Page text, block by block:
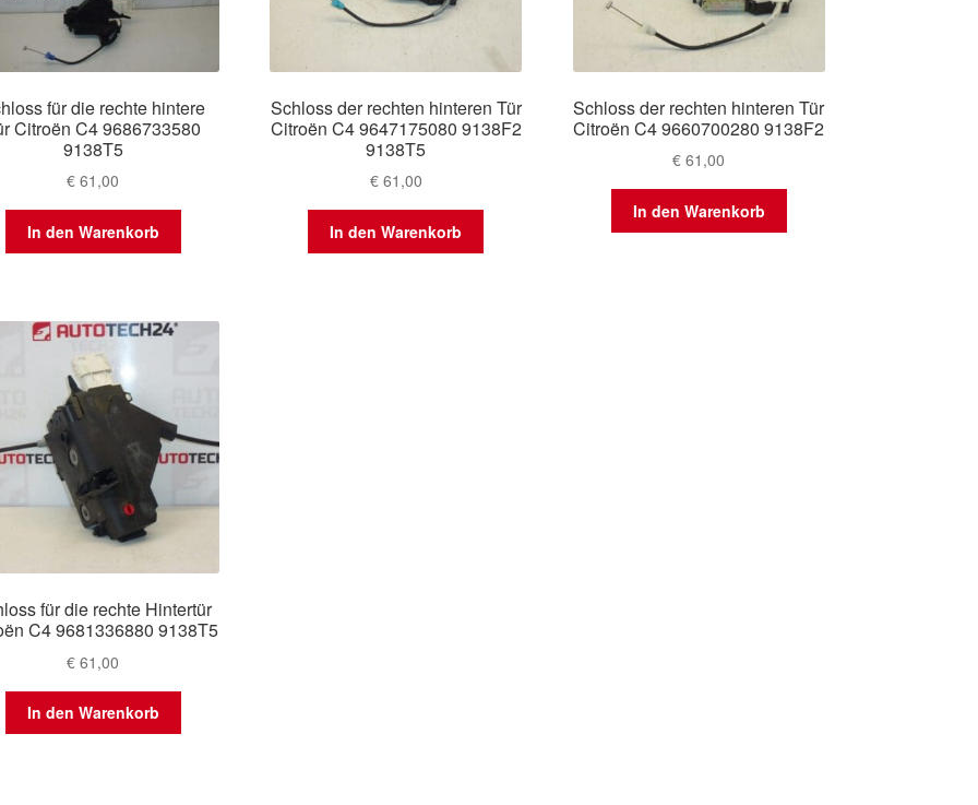
für die rechte hintere
Citroën C4 9686733580
9138T5
€ 61,00
In den Warenkorb
Schloss der rechten hinteren Tür
Citroën C4 9647175080 9138F2
9138T5
€61,00
In den Warenkorb
Schloss der rechten hinteren Tür
Citroën C4 9660700280 9138F2
€ 61,00
In den Warenkorb
für die rechte Hintertür
C4 9681336880 9138T5
€ 61,00
In den Warenkorb